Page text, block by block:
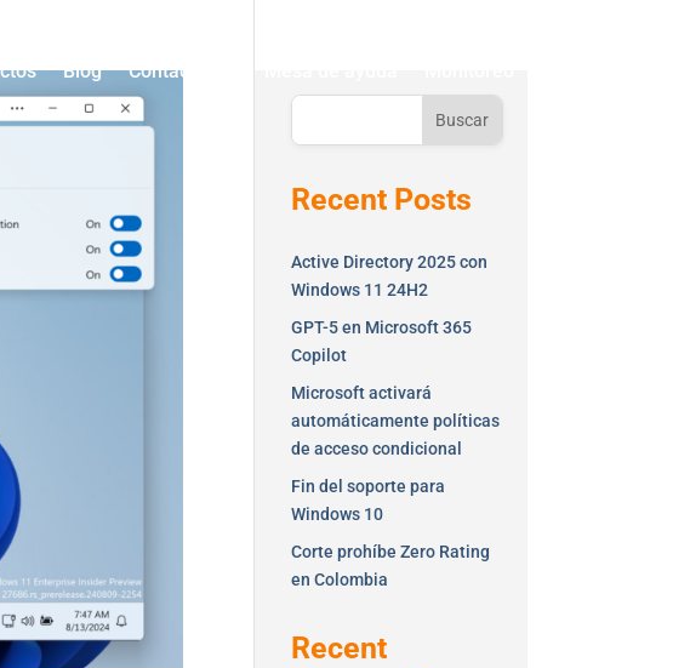
Blog Contáctenos
Buscar
Recent Posts
Active Directory 2025 con
Windows 11 24H2
GPT-5 en Microsoft 365
Copilot
Microsoft activará
automáticamente políticas
de acceso condicional
Fin del soporte para
Windows 10
Corte prohíbe Zero Rating
en Colombia
Recent